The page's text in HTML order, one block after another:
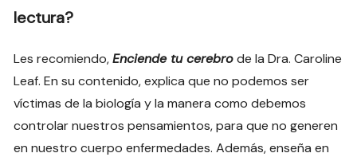
lectura?
Les recomiendo,Enciende tu cerebrode la Dra. Caroline
Leaf. En su contenido, explica que no podemos ser
víctimas de la biología y la manera como debemos
controlar nuestros pensamientos, para que no generen
en nuestro cuerpo enfermedades. Además, enseña en